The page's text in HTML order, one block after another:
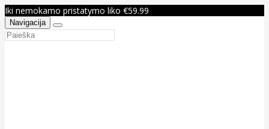
Iki nemokamo pristatymo liko €59.99
Navigacija